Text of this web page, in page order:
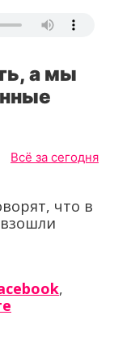
а мы
Всё за сегодня
что в
,